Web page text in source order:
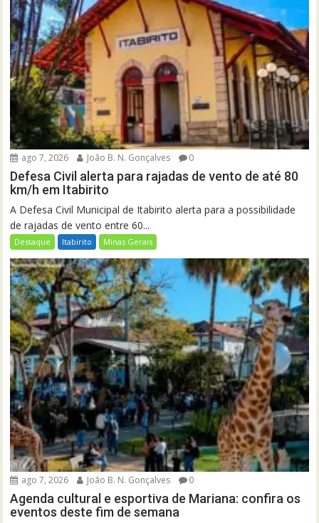
ago 7, 2026 João B. N. Gonçalves 0
Defesa Civil alerta para rajadas de vento de até 80
km/h em Itabirito
A Defesa Civil Municipal de Itabirito alerta para a possibilidade
de rajadas de vento entre 60...
Destaque Itabirito Minas Gerais
ago 7, 2026 João B. N. Gonçalves 0
Agenda cultural e esportiva de Mariana: confira os
eventos deste fim de semana